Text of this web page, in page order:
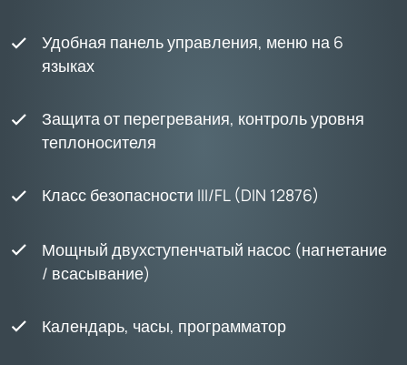
Удобная панель управления, меню на 6
языках
Защита от перегревания, контроль уровня
теплоносителя
Класс безопасности III/FL (DIN 12876)
Мощный двухступенчатый насос (нагнетание
/ всасывание)
Календарь, часы, программатор